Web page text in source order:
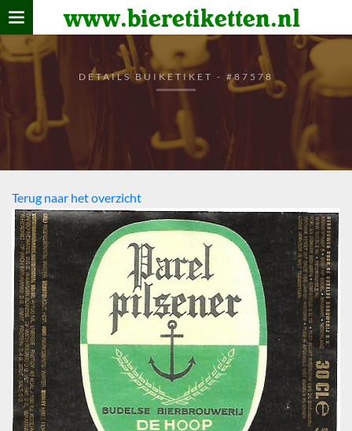
www.bieretiketten.nl
Home
verzamelen
De bierkaart
Bezoekers
DETAILS BUIKETIKET - #87578
Terug naar het overzicht